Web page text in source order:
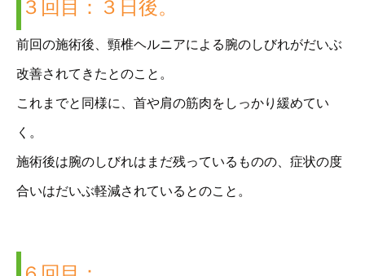
３回目：３日後。
前回の施術後、頸椎ヘルニアによる腕のしびれがだいぶ
改善されてきたとのこと。
これまでと同様に、首や肩の筋肉をしっかり緩めてい
く。
施術後は腕のしびれはまだ残っているものの、症状の度
合いはだいぶ軽減されているとのこと。